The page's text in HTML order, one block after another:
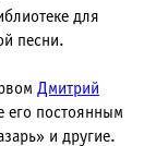
для
песни.
Дмитрий
его постоянным
и другие.